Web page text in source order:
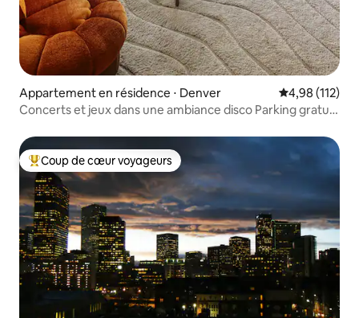
Appartement en résidence ⋅ Denver Évaluation
4,98 (112)
Concerts et jeux dans une ambiance disco Parking gratuit
Coups de cœur voyageurs les plus appréciés
Coup de cœur voyageurs